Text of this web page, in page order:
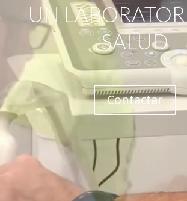
UN
SALUD
Contactar